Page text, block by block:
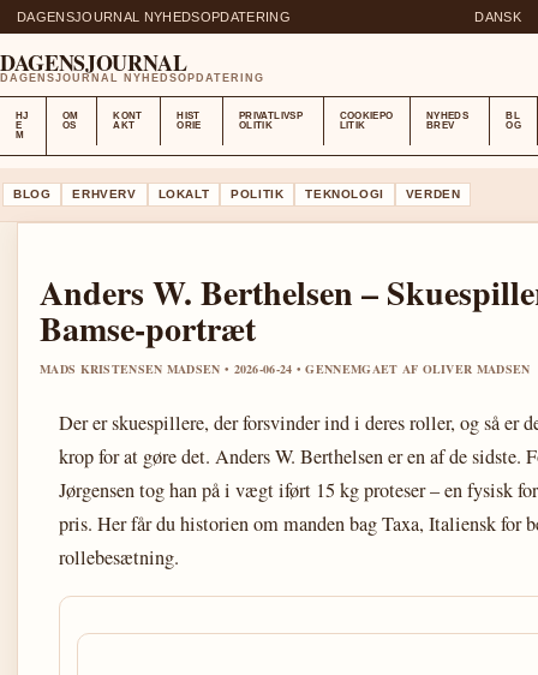
DAGENSJOURNAL NYHEDSOPDATERING DANSK
DAGENSJOURNAL
DAGENSJOURNAL NYHEDSOPDATERING
HJ
E
M
OM
OS
KONT
AKT
HIST
ORIE
PRIVATLIVSP
OLITIK
COOKIEPO
LITIK
NYHEDS
BREV
BL
OG
BLOG ERHVERV LOKALT POLITIK TEKNOLOGI VERDEN
Anders W. Berthelsen –
Bamse-portræt
MADS KRISTENSEN MADSEN • 2026-06-24 • GENNEMGAET AF OLIVER MADSEN
Der er skuespillere, der forsvinder ind i deres roller, og så er
krop for at gøre det. Anders W. Berthelsen er en af de sidste.
Jørgensen tog han på i vægt iført 15 kg proteser – en fysisk
pris. Her får du historien om manden bag Taxa, Italiensk for
rollebesætning.